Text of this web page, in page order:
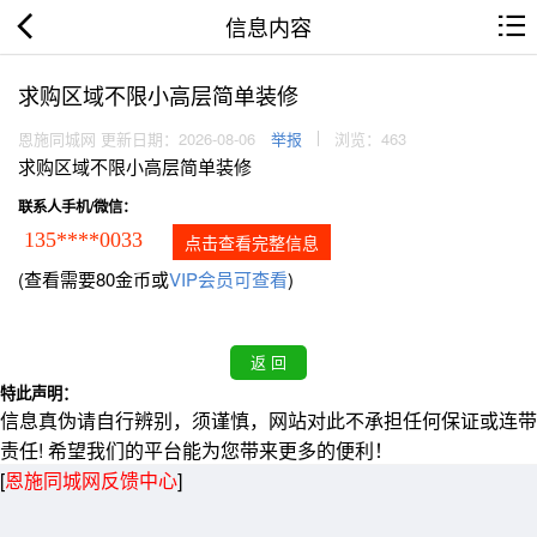
信息内容
求购区域不限小高层简单装修
恩施同城网 更新日期：2026-08-06 举报 浏览：463
求购区域不限小高层简单装修
联系人手机/微信：
135****0033 点击查看完整信息
(查看需要80金币或VIP会员可查看)
特此声明：
信息真伪请自行辨别，须谨慎，网站对此不承担任何保证或连带
责任! 希望我们的平台能为您带来更多的便利！
[恩施同城网反馈中心]